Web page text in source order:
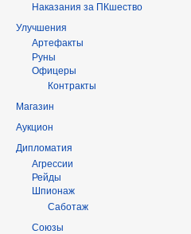
Наказания за ПКшество
Улучшения
Артефакты
Руны
Офицеры
Контракты
Магазин
Аукцион
Дипломатия
Агрессии
Рейды
Шпионаж
Саботаж
Союзы